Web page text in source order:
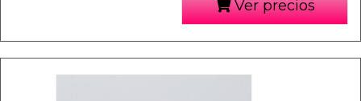
Ver precios